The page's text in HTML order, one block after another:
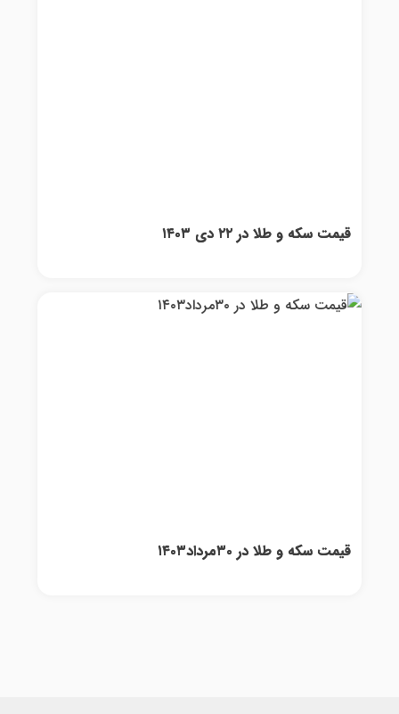
قیمت سکه و طلا در ۲۲ دی ۱۴۰۳
قیمت سکه و طلا در ۳۰مرداد۱۴۰۳